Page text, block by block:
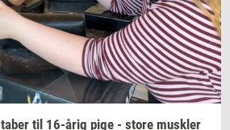
taber til 16-årig pige - store mus­k­ler